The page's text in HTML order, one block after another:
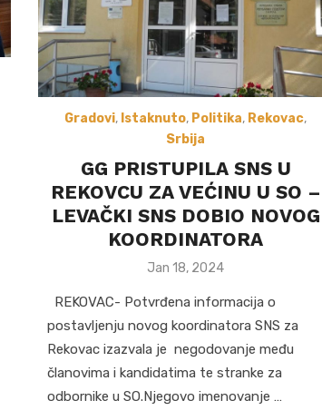
Gradovi, Istaknuto, Politika, Rekovac,
Srbija
GG PRISTUPILA SNS U
REKOVCU ZA VEĆINU U SO –
LEVAČKI SNS DOBIO NOVOG
KOORDINATORA
Posted
Jan 18, 2024
REKOVAC- Potvrđena informacija o
postavljenju novog koordinatora SNS za
Rekovac izazvala je negodovanje među
članovima i kandidatima te stranke za
odbornike u SO.Njegovo imenovanje …